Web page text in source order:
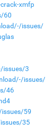
xmfp
60
issues/
issues/3
issues/
46
59
35